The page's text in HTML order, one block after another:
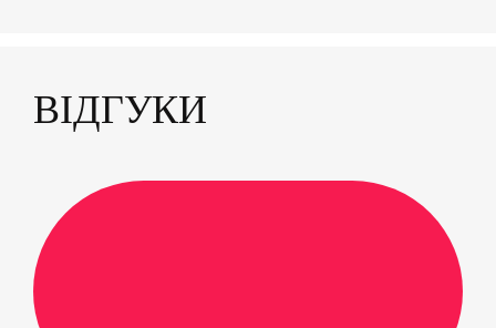
32 дюйми він все ще дуже к...
ВІДГУКИ